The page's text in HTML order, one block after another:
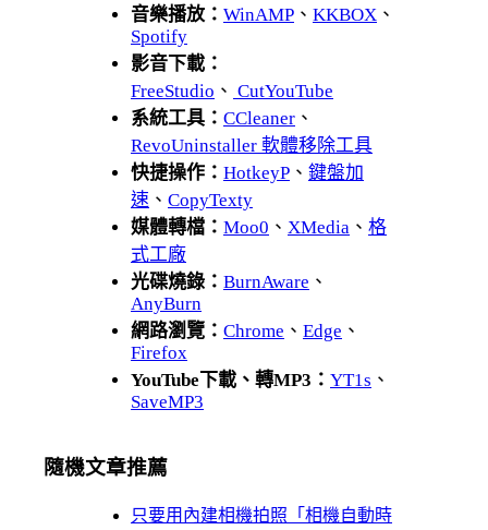
音樂播放： WinAMP 、 KKBOX 、
Spotify
影音下載：
FreeStudio 、 CutYouTube
系統工具： CCleaner 、
RevoUninstaller 軟體移除工具
快捷操作： HotkeyP 、 鍵盤加
速 、 CopyTexty
媒體轉檔： Moo0 、 XMedia 、 格
式工廠
光碟燒錄： BurnAware 、
AnyBurn
網路瀏覽： Chrome 、 Edge 、
Firefox
YouTube下載、轉MP3： YT1s 、
SaveMP3
隨機文章推薦
只要用內建相機拍照「相機自動時